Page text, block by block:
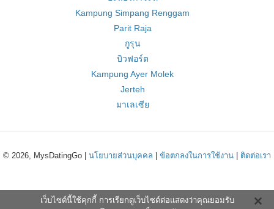
Kampung Simpang Renggam
Parit Raja
กูรุน
บิวฟอร์ต
Kampung Ayer Molek
Jerteh
มาเลเซีย
© 2026, MysDatingGo | นโยบายส่วนบุคคล ข้อตกลงในการใช้งาน ติดต่อเรา
เว็บไซต์นี้ใช้คุกกี้ การเรียกดูเว็บไซต์ต่อแสดงว่าคุณยอมรับ